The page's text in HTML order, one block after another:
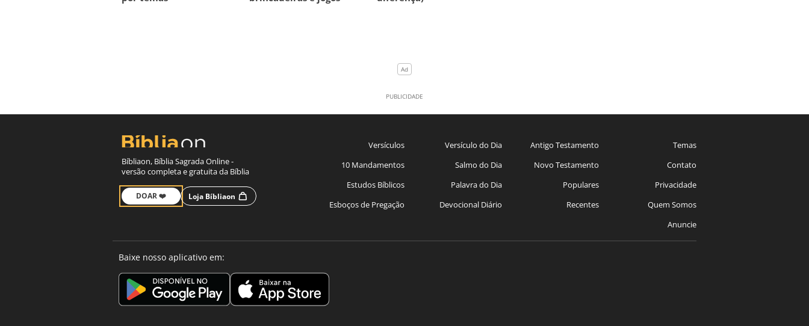
Bíbliaon, Bíblia Sagrada Online -
versão completa e gratuita da Bíblia
DOAR ❤️ Loja Bíbliaon
Versículos
10 Mandamentos
Estudos Bíblicos
Esboços de Pregação
Versículo do Dia
Salmo do Dia
Palavra do Dia
Devocional Diário
Antigo Testamento
Novo Testamento
Populares
Recentes
Temas
Contato
Privacidade
Quem Somos
Anuncie
Baixe nosso aplicativo em: